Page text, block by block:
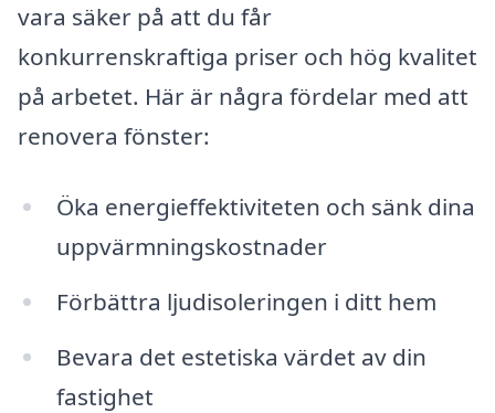
vara säker på att du får
konkurrenskraftiga priser och hög kvalitet
på arbetet. Här är några fördelar med att
renovera fönster:
Öka energieffektiviteten och sänk dina
uppvärmningskostnader
Förbättra ljudisoleringen i ditt hem
Bevara det estetiska värdet av din
fastighet